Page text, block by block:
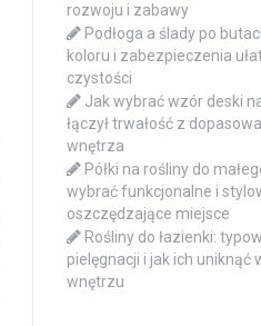
rozwoju i zabawy
Podłoga a ślady po
koloru i zabezpieczenia
czystości
Jak wybrać wzór deski
łączył trwałość z
wnętrza
Półki na rośliny do
wybrać funkcjonalne i
oszczędzające miejsce
Rośliny do łazienki:
pielęgnacji i jak ich uniknąć
wnętrzu